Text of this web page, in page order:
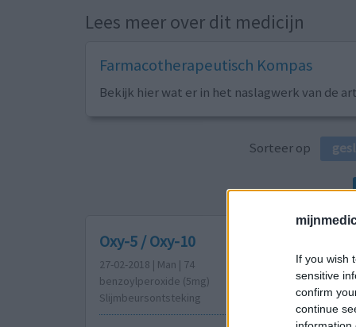
If you wish
sensitive
confirm
continue
Lees meer over dit medicijn
Farmacotherapeutisch Kompas
Bekijk hier wat er in het naslagwerk van de
Sorteer op
Oxy-5 / Oxy-10
27-02-2018 | Man | 74
benzoylperoxide (5mg)
Slijmbeursontsteking